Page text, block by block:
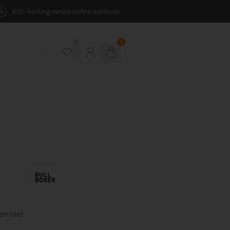
€10,- korting eerste online aankoop
0 0
niet